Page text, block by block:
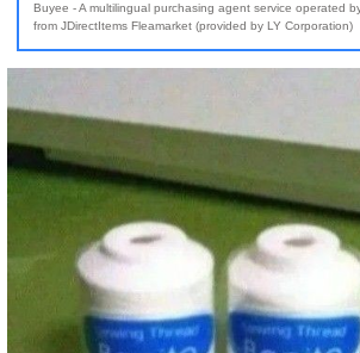
Buyee - A multilingual purchasing agent service operated
from JDirectItems Fleamarket (provided by LY Corporation)